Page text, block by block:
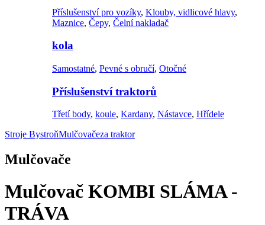
Příslušenství pro vozíky, Klouby, vidlicové hlavy,
Maznice, Čepy, Čelní nakladač
kola
Samostatné, Pevné s obručí, Otočné
Příslušenství traktorů
Třetí body, koule, Kardany, Nástavce, Hřídele
Stroje BystroňMulčovačeza traktor
Mulčovače
Mulčovač KOMBI SLÁMA -
TRÁVA